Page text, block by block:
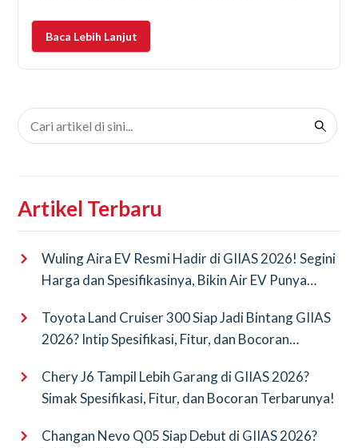
sekalian hunting kuliner atau foto-foto di spot kece.
Tapi,
Baca Lebih Lanjut
Artikel Terbaru
Wuling Aira EV Resmi Hadir di GIIAS 2026! Segini
Harga dan Spesifikasinya, Bikin Air EV Punya
Toyota Land Cruiser 300 Siap Jadi Bintang GIIAS
2026? Intip Spesifikasi, Fitur, dan Bocoran
Chery J6 Tampil Lebih Garang di GIIAS 2026?
Simak Spesifikasi, Fitur, dan Bocoran Terbarunya!
Changan Nevo Q05 Siap Debut di GIIAS 2026?